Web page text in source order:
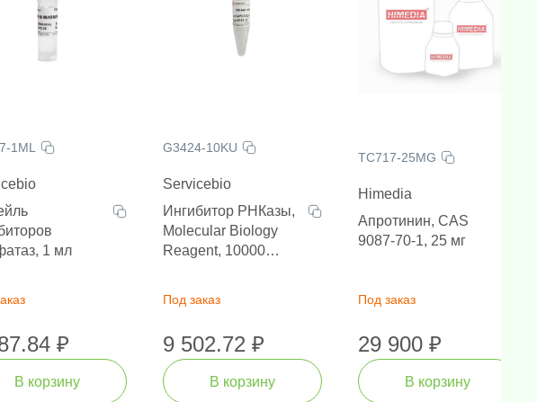
1ML
1 мл
₽
В корзину
G3424-10KU
Servicebio
Ингибитор РНКазы,
Molecular Biology
Reagent, 10000
Под заказ
9 502.72 ₽
В корзину
TC717-25MG
Himedia
Апротинин, CAS
9087-70-1, 25 мг
Под заказ
29 900 ₽
В корзину